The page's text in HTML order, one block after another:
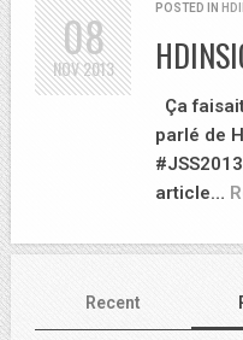
POSTED IN
Ça
parlé de
article…
08
NOV2013
Recent